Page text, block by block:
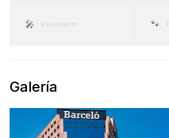
🎤 Escenario 🐾
Galería